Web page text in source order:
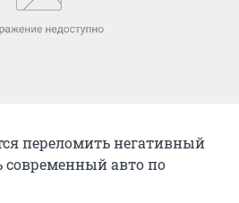
переломить негативный
современный авто по